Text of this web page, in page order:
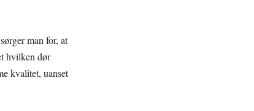
man for, at
hvilken dør
kvalitet, uanset